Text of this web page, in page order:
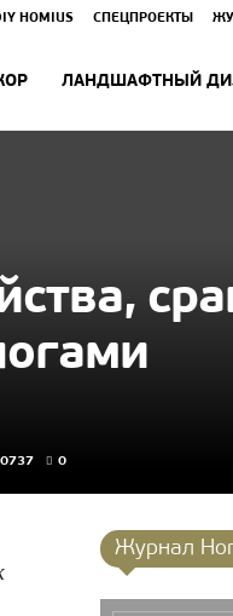
HOMIUS СПЕЦПРОЕКТЫ
ЛАНДШАФТНЫЙ
0
Журнал